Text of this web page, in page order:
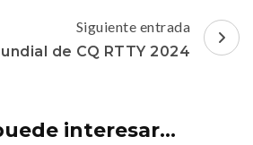
Siguiente entrada
de CQ RTTY 2024
interesar...